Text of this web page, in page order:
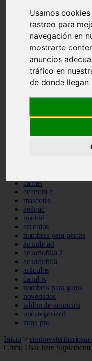
Usamos
rastreo para
navegación en
mostrarte
anuncios
tráfico en
de donde llegan
comportamiento
protagonistas
reptiles
abandono
adopci n
ferias
higiene
snacks
acuario
iberzoo propet
comercios
viajar
camas
econom a
mascotas
aedpac
madrid
art culos
nombres para perros
actualidad
acuariofilia 2
acuariofilia
articulos
canal tv
nombres para gatos
novedades
tablon de anuncios
uncategorized
zona pro
Inicio >
Cómo Usar Este